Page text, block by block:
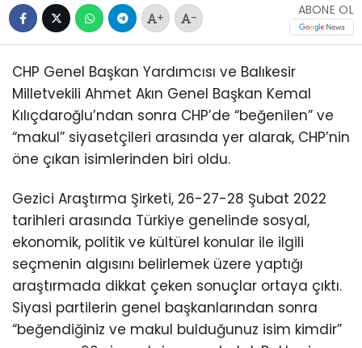
+ -
ABONE OL
CHP Genel Başkan Yardımcısı ve Balıkesir
Milletvekili Ahmet Akın Genel Başkan Kemal
Kılıçdaroğlu’ndan sonra CHP’de “beğenilen” ve
“makul” siyasetçileri arasında yer alarak, CHP’nin
öne çıkan isimlerinden biri oldu.
Gezici Araştırma Şirketi, 26-27-28 Şubat 2022
tarihleri arasında Türkiye genelinde sosyal,
ekonomik, politik ve kültürel konular ile ilgili
seçmenin algısını belirlemek üzere yaptığı
araştırmada dikkat çeken sonuçlar ortaya çıktı.
Siyasi partilerin genel başkanlarından sonra
“beğendiğiniz ve makul bulduğunuz isim kimdir”